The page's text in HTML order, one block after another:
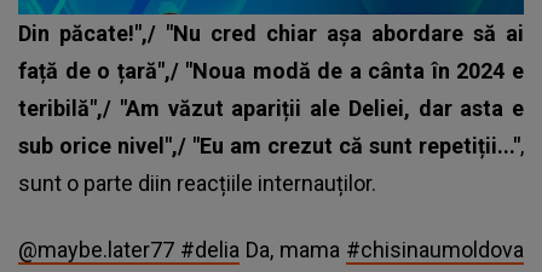
Din păcate!",/ "Nu cred chiar așa abordare să ai
față de o țară",/ "Noua modă de a cânta în 2024 e
teribilă",/ "Am văzut apariții ale Deliei, dar asta e
sub orice nivel",/ "Eu am crezut că sunt repetiții...",
sunt o parte diin reacțiile internauților.
@maybe.later77 #delia Da, mama #chisinaumoldova